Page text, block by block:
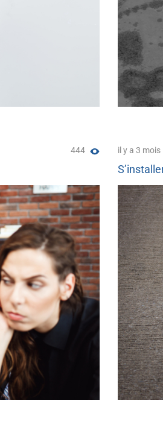
444 il y a 3 mois